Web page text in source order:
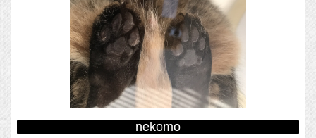
nekomo